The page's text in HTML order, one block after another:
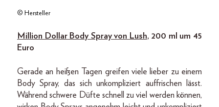
© Hersteller
Million Dollar Body Spray von Lush, 200 ml um 45
Euro
Gerade an heißen Tagen greifen viele lieber zu einem
Body Spray, das sich unkompliziert auffrischen lässt.
Während schwere Düfte schnell zu viel werden können,